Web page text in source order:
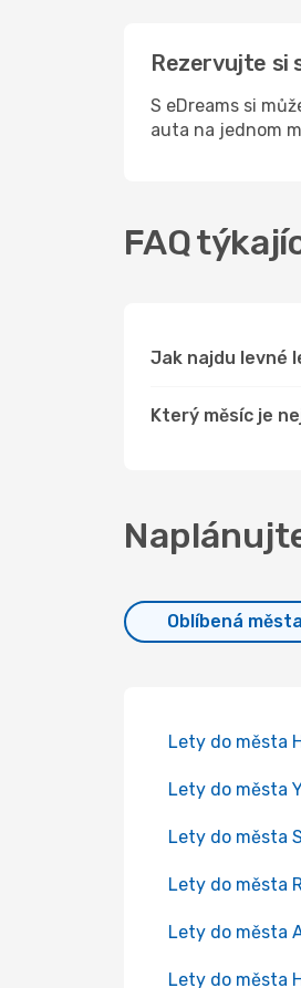
Rezervujte si
S eDreams si
auta na jednom
FAQ
Jak najdu levné
Který měsíc je
Oblíbená města
Lety do města
Lety do města
Lety do města
Lety do města
Lety do města
Lety do města